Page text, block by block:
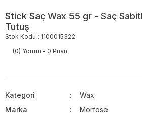
Stick Saç Wax 55 gr - Saç
Tutuş
Stok Kodu : 1100015322
(0) Yorum - 0 Puan
Kategori
Wax
Marka
Morfose